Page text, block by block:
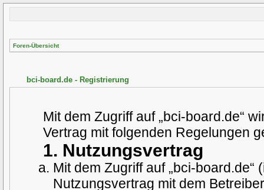
Foren-Übersicht
bci-board.de - Registrierung
Mit dem Zugriff auf „bci-board.de“
Vertrag mit folgenden Regelungen
1. Nutzungsvertrag
Mit dem Zugriff auf „bci-
Nutzungsvertrag mit dem